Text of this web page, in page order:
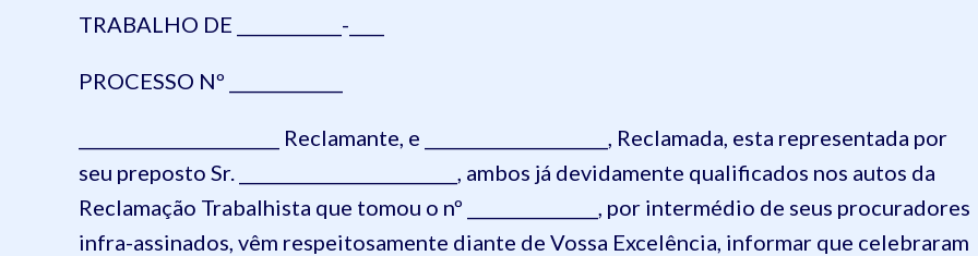
TRABALHO DE ____________-____
PROCESSO Nº _____________
_______________________ Reclamante, e _____________________, Reclamada, esta representada por
seu preposto Sr. _________________________, ambos já devidamente qualificados nos autos da
Reclamação Trabalhista que tomou o nº _______________, por intermédio de seus procuradores
infra-assinados, vêm respeitosamente diante de Vossa Excelência, informar que celebraram